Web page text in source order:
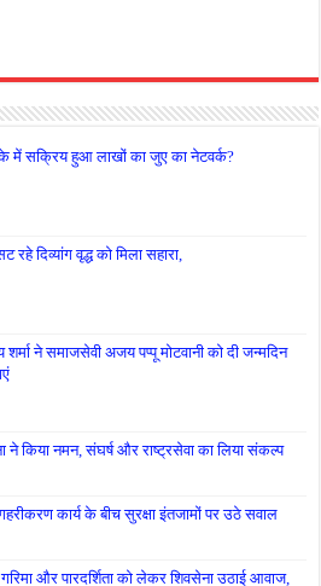
में सक्रिय हुआ लाखों का जुए का नेटवर्क?
दिव्यांग वृद्ध को मिला सहारा,
शर्मा ने समाजसेवी अजय पप्पू मोटवानी को दी जन्मदिन
ने किया नमन, संघर्ष और राष्ट्रसेवा का लिया संकल्प
कार्य के बीच सुरक्षा इंतजामों पर उठे सवाल
गरिमा और पारदर्शिता को लेकर शिवसेना उठाई आवाज,